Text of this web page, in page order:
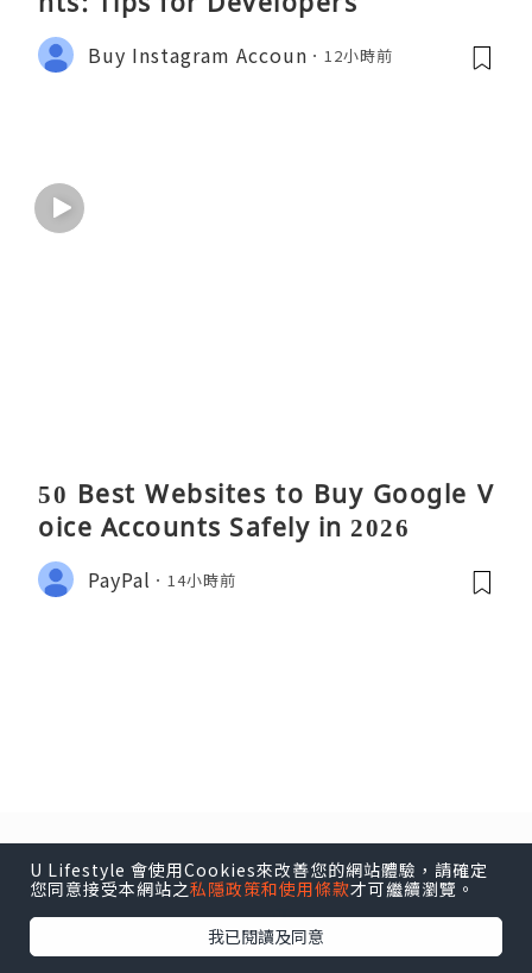
Buy Instagram Accoun 12小時前
50 Best Websites to Buy Google V
oice Accounts Safely in 2026
PayPal 14小時前
香港經濟日報版權所有 © 2026
U Lifestyle 會使用Cookies來改善您的網站體驗，請確定
您同意接受本網站之私隱政策和使用條款才可繼續瀏覽。
我已閱讀及同意